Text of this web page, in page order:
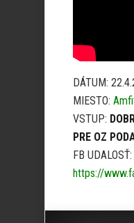
DÁTUM:
MIESTO:
VSTUP:
PRE OZ
FB UDALOSŤ:
https://